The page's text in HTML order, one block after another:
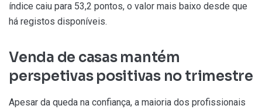
índice caiu para 53,2 pontos, o valor mais baixo desde que
há registos disponíveis.
Venda de casas mantém
perspetivas positivas no trimestre
Apesar da queda na confiança, a maioria dos profissionais